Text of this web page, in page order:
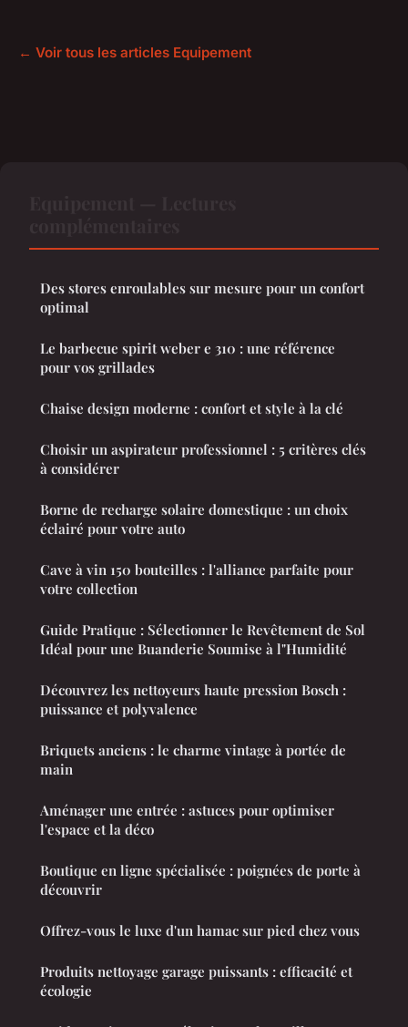
← Voir tous les articles Equipement
Des stores enroulables sur mesure pour un confort
optimal
Le barbecue spirit weber e 310 : une référence
pour vos grillades
Chaise design moderne : confort et style à la clé
Choisir un aspirateur professionnel : 5 critères clés
à considérer
Borne de recharge solaire domestique : un choix
éclairé pour votre auto
Cave à vin 150 bouteilles : l'alliance parfaite pour
votre collection
Guide Pratique : Sélectionner le Revêtement de Sol
Idéal pour une Buanderie Soumise à l"Humidité
Découvrez les nettoyeurs haute pression Bosch :
puissance et polyvalence
Briquets anciens : le charme vintage à portée de
main
Aménager une entrée : astuces pour optimiser
l'espace et la déco
Boutique en ligne spécialisée : poignées de porte à
découvrir
Offrez-vous le luxe d'un hamac sur pied chez vous
Produits nettoyage garage puissants : efficacité et
écologie